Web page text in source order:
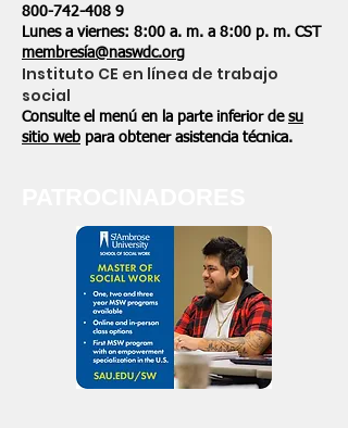
800-742-408 9
Lunes a viernes: 8:00 a. m. a 8:00 p. m. CST
membresía@naswdc.org
Instituto CE en línea de trabajo
social
Consulte el menú en la parte inferior de su
sitio web para obtener asistencia técnica.